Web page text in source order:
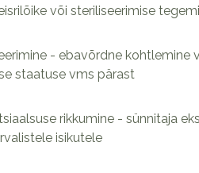
või steriliseerimise
- ebavõrdne kohtlemine
staatuse vms pärast
rikkumine - sünnitaja
isikutele